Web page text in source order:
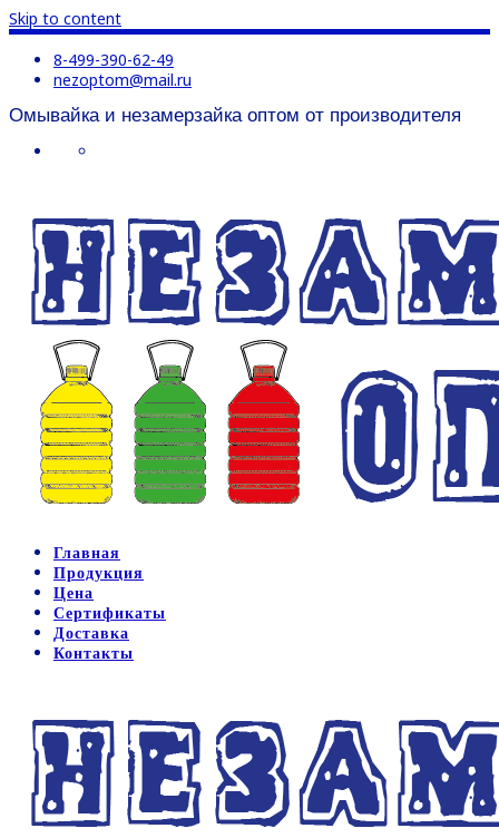
Skip to content
8-499-390-62-49
nezoptom@mail.ru
Омывайка и незамерзайка оптом от производителя
Главная
Продукция
Цена
Сертификаты
Доставка
Контакты